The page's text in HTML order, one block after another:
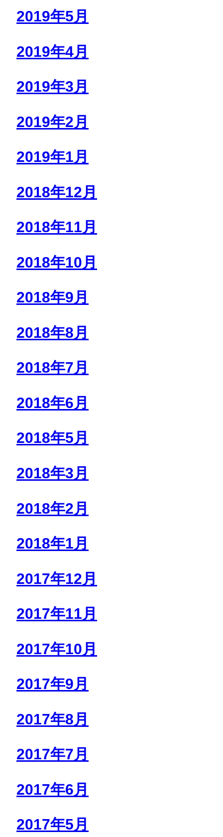
2019年5月
2019年4月
2019年3月
2019年2月
2019年1月
2018年12月
2018年11月
2018年10月
2018年9月
2018年8月
2018年7月
2018年6月
2018年5月
2018年3月
2018年2月
2018年1月
2017年12月
2017年11月
2017年10月
2017年9月
2017年8月
2017年7月
2017年6月
2017年5月